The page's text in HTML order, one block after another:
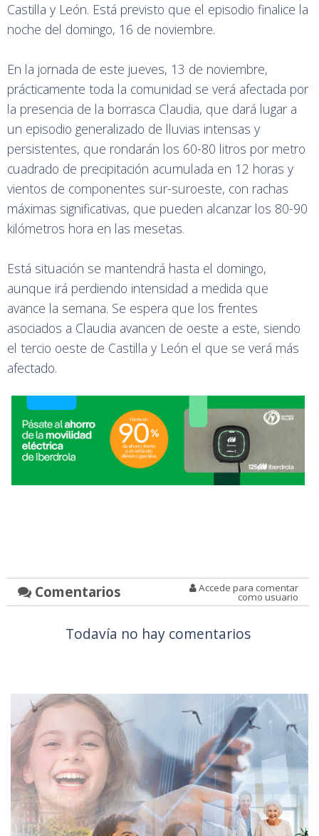
Castilla y León. Está previsto que el episodio finalice la
noche del domingo, 16 de noviembre.
En la jornada de este jueves, 13 de noviembre,
prácticamente toda la comunidad se verá afectada por
la presencia de la borrasca Claudia, que dará lugar a
un episodio generalizado de lluvias intensas y
persistentes, que rondarán los 60-80 litros por metro
cuadrado de precipitación acumulada en 12 horas y
vientos de componentes sur-suroeste, con rachas
máximas significativas, que pueden alcanzar los 80-90
kilómetros hora en las mesetas.
Está situación se mantendrá hasta el domingo,
aunque irá perdiendo intensidad a medida que
avance la semana. Se espera que los frentes
asociados a Claudia avancen de oeste a este, siendo
el tercio oeste de Castilla y León el que se verá más
afectado.
Comentarios Accede para comentar
como usuario
Todavía no hay comentarios